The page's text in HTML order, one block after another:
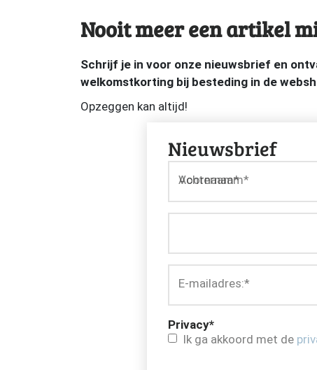
Nooit meer een artikel
Schrijf je in voor onze nieuwsbrief en
welkomstkorting bij besteding in de
Opzeggen kan altijd!
Nieuwsbrief
Voornaam*
Achternaam*
E-mailadres:*
Privacy*
Ik ga akkoord met de